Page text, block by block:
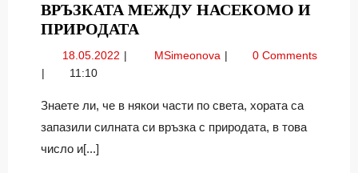
ВРЪЗКАТА МЕЖДУ НАСЕКОМО И
ПРИРОДАТА
МЕЖДУ
НАСЕКОМО
ПРИРОДАТА
18.05.2022 18.05.2022MSimeonova Връзката
и
0 Comments
11:10
Знаете ли, че в някои части по света, хората са
запазили силната си връзка с природата, в това
число и[...]